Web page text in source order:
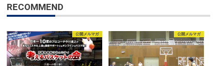
RECOMMEND
公開メルマガ 公開メルマガ